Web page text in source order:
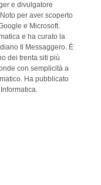
e divulgatore
per aver scoperto
e Microsoft.
e ha curato la
Il Messaggero. È
dei trenta siti più
con semplicità a
Ha pubblicato